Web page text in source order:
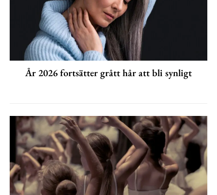
År 2026 fortsätter grått hår att bli synligt